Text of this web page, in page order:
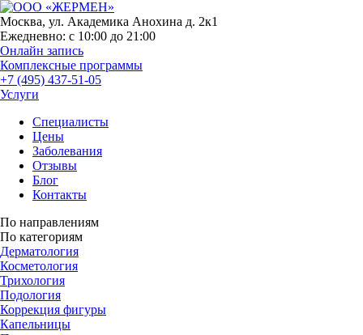
Москва, ул. Академика Анохина д. 2к1
Ежедневно: с 10:00 до 21:00
Онлайн запись
Комплексные программы
+7 (495) 437-51-05
Услуги
Специалисты
Цены
Заболевания
Отзывы
Блог
Контакты
По направлениям
По категориям
Дерматология
Косметология
Трихология
Подология
Коррекция фигуры
Капельницы